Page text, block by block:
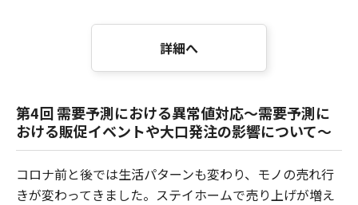
詳細へ
第4回 需要予測における異常値対応～需要予測に
おける販促イベントや大口発注の影響について～
コロナ前と後では生活パターンも変わり、モノの売れ行
きが変わってきました。ステイホームで売り上げが増え